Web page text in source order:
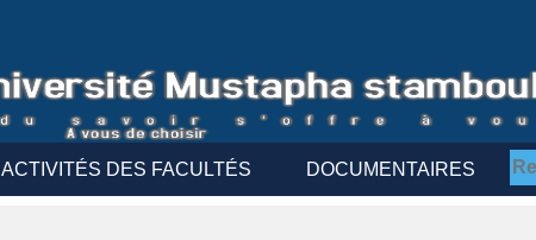
ACTIVITÉS DES FACULTÉS DOCUMENTAIRES